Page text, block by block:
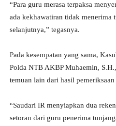
“Para guru merasa terpaksa
ada kekhawatiran tidak menerima
selanjutnya,” tegasnya.
Pada kesempatan yang sama,
Polda NTB AKBP Muhaemin,
temuan lain dari hasil pemeriksaan
“Saudari IR menyiapkan dua
setoran dari guru penerima